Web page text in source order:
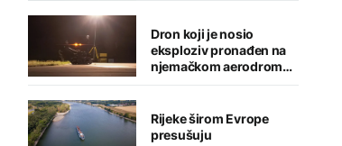
Dron koji je nosio
eksploziv pronađen na
njemačkom aerodromu,
sumnja se na Rusiju
Rijeke širom Evrope
presušuju